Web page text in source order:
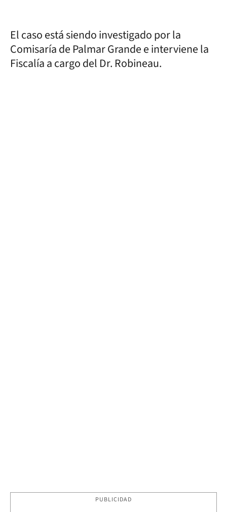
El caso está siendo investigado por la
Comisaría de Palmar Grande e interviene la
Fiscalía a cargo del Dr. Robineau.
PUBLICIDAD